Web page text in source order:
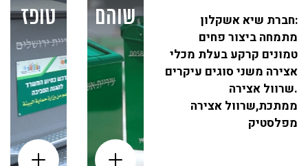
:חברת שיא אשקלון
מתמחה ביצור פחים
טמונים קרקע בעלת מכלי
אצירה משני סוגים עיקרים
.שרוול אצירה
ממתכת,שרוול אצירה
מפלסטיק
שוהם
טופז